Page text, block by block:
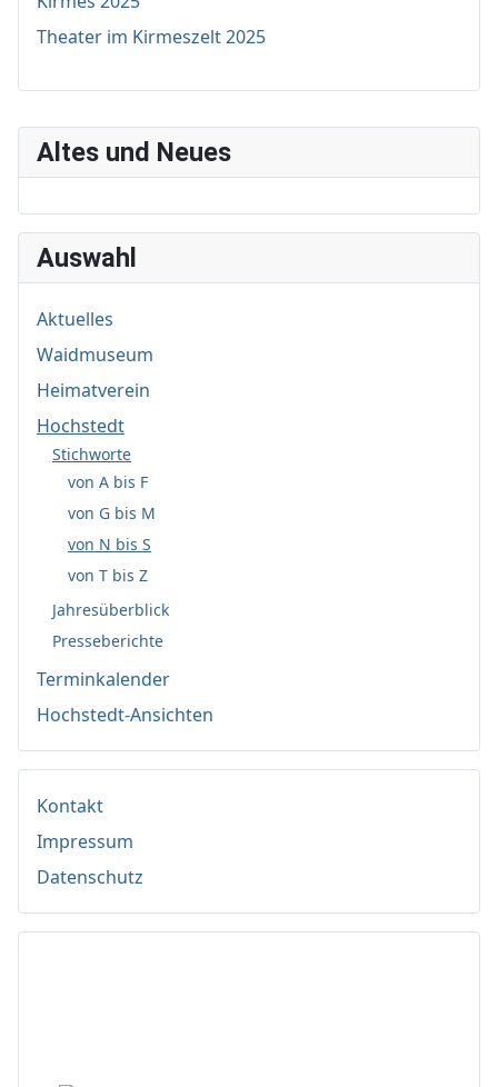
Altes und Neues
Auswahl
Aktuelles
Waidmuseum
Heimatverein
Hochstedt
Stichworte
von A bis F
von G bis M
von N bis S
von T bis Z
Jahresüberblick
Presseberichte
Terminkalender
Hochstedt-Ansichten
Kontakt
Impressum
Datenschutz
Theater im Kirmeszelt 2025